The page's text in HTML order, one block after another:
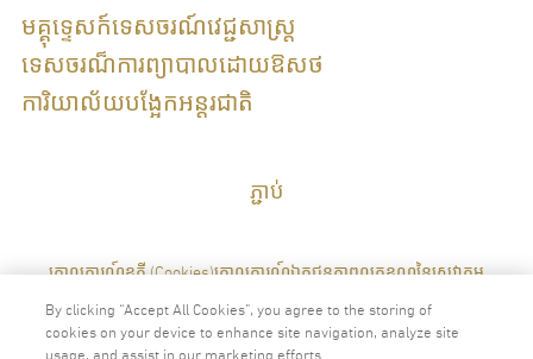
មគ្គុទ្ទេសក៍ទេសចរណ៍វេជ្ជសាស្រ្ត
ទេសចរណ៏ការព្យាបាលដោយឱសថ
ការិយាល័យបង្អែកអន្តរជាតិ
ភ្ជាប់
គោលការណ៍ខូគី (Cookies)គោលការណ៍ឯកជនភាពលក្ខខណ្ឌនៃសេវាកម្ម
By clicking “Accept All Cookies”, you agree to the storing of
cookies on your device to enhance site navigation, analyze site
usage, and assist in our marketing efforts.